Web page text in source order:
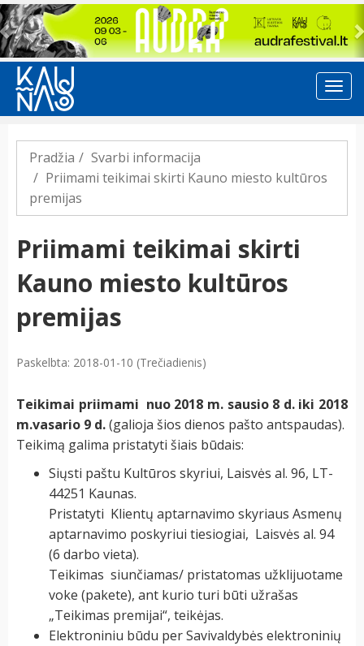
Previous
Pradžia
Svarbi informacija
Priimami teikimai skirti Kauno miesto kultūros
premijas
Priimami teikimai skirti
Kauno miesto kultūros
premijas
Paskelbta: 2018-01-10 (Trečiadienis)
Teikimai priimami nuo 2018 m. sausio 8 d. iki 2018
m.vasario 9 d.(galioja šios dienos pašto antspaudas).
Teikimą galima pristatyti šiais būdais:
Siųsti paštu Kultūros skyriui, Laisvės al. 96, LT-
44251 Kaunas.
Pristatyti Klientų aptarnavimo skyriaus Asmenų
aptarnavimo poskyriui tiesiogiai, Laisvės al. 94
(6 darbo vieta).
Teikimas siunčiamas/ pristatomas užklijuotame
voke (pakete), ant kurio turi būti užrašas
„Teikimas premijai“, teikėjas.
Elektroniniu būdu per Savivaldybės elektroninių